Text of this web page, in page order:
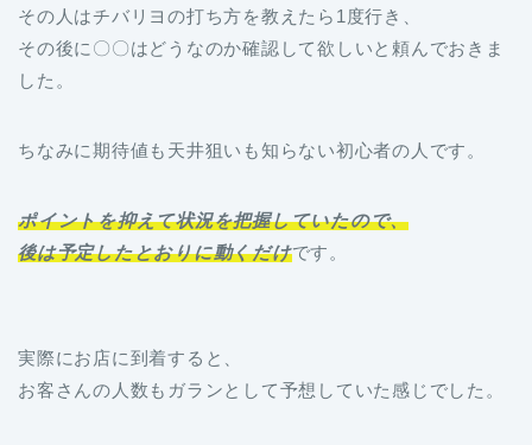
その人はチバリヨの打ち方を教えたら1度行き、
その後に〇〇はどうなのか確認して欲しいと頼んでおきま
した。
ちなみに期待値も天井狙いも知らない初心者の人です。
ポイントを抑えて状況を把握していたので、
後は予定したとおりに動くだけです。
実際にお店に到着すると、
お客さんの人数もガランとして予想していた感じでした。